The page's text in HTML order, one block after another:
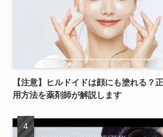
【注意】ヒルドイドは顔にも塗れる？
用方法を薬剤師が解説します